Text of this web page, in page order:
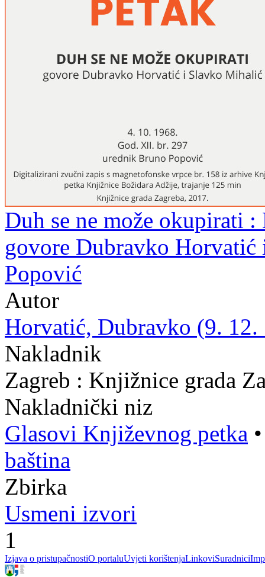
Duh se ne može okupirati
govore Dubravko
Popović
Autor
Horvatić, Dubravko (9.
Nakladnik
Zagreb : Knjižnice grada
Nakladnički niz
Glasovi Književnog petka
baština
Zbirka
Usmeni izvori
1
Izjava o pristupačnostiO portaluUvjeti korištenjaLinkoviSuradnici